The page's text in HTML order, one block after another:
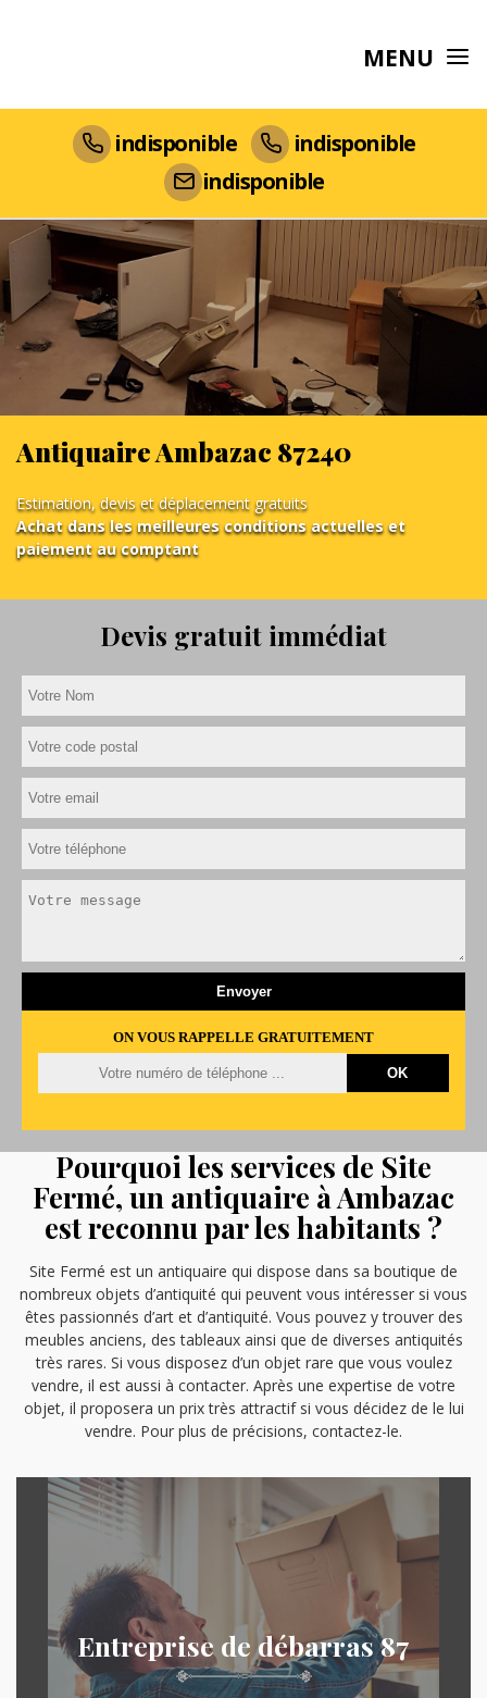
MENU
indisponible
indisponible
indisponible
Antiquaire Ambazac 87240
Estimation, devis et déplacement gratuits
Achat dans les meilleures conditions actuelles et
paiement au comptant
Devis gratuit immédiat
ON VOUS RAPPELLE GRATUITEMENT
Pourquoi les services de Site
Fermé, un antiquaire à Ambazac
est reconnu par les habitants ?
Site Fermé est un antiquaire qui dispose dans sa boutique de
nombreux objets d’antiquité qui peuvent vous intéresser si vous
êtes passionnés d’art et d’antiquité. Vous pouvez y trouver des
meubles anciens, des tableaux ainsi que de diverses antiquités
très rares. Si vous disposez d’un objet rare que vous voulez
vendre, il est aussi à contacter. Après une expertise de votre
objet, il proposera un prix très attractif si vous décidez de le lui
vendre. Pour plus de précisions, contactez-le.
Entreprise de débarras 87